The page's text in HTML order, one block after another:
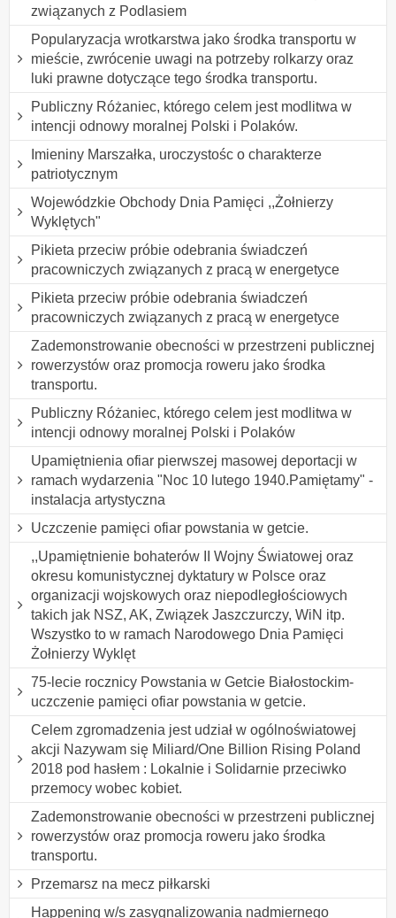
związanych z Podlasiem
Popularyzacja wrotkarstwa jako środka transportu w
mieście, zwrócenie uwagi na potrzeby rolkarzy oraz
luki prawne dotyczące tego środka transportu.
Publiczny Różaniec, którego celem jest modlitwa w
intencji odnowy moralnej Polski i Polaków.
Imieniny Marszałka, uroczystośc o charakterze
patriotycznym
Wojewódzkie Obchody Dnia Pamięci ,,Żołnierzy
Wyklętych"
Pikieta przeciw próbie odebrania świadczeń
pracowniczych związanych z pracą w energetyce
Pikieta przeciw próbie odebrania świadczeń
pracowniczych związanych z pracą w energetyce
Zademonstrowanie obecności w przestrzeni publicznej
rowerzystów oraz promocja roweru jako środka
transportu.
Publiczny Różaniec, którego celem jest modlitwa w
intencji odnowy moralnej Polski i Polaków
Upamiętnienia ofiar pierwszej masowej deportacji w
ramach wydarzenia "Noc 10 lutego 1940.Pamiętamy" -
instalacja artystyczna
Uczczenie pamięci ofiar powstania w getcie.
,,Upamiętnienie bohaterów II Wojny Światowej oraz
okresu komunistycznej dyktatury w Polsce oraz
organizacji wojskowych oraz niepodległościowych
takich jak NSZ, AK, Związek Jaszczurczy, WiN itp.
Wszystko to w ramach Narodowego Dnia Pamięci
Żołnierzy Wyklęt
75-lecie rocznicy Powstania w Getcie Białostockim-
uczczenie pamięci ofiar powstania w getcie.
Celem zgromadzenia jest udział w ogólnoświatowej
akcji Nazywam się Miliard/One Billion Rising Poland
2018 pod hasłem : Lokalnie i Solidarnie przeciwko
przemocy wobec kobiet.
Zademonstrowanie obecności w przestrzeni publicznej
rowerzystów oraz promocja roweru jako środka
transportu.
Przemarsz na mecz piłkarski
Happening w/s zasygnalizowania nadmiernego